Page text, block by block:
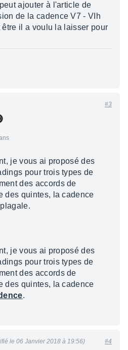
ajouter à l'article de
de la cadence V7 - VIh
il a voulu la laisser pour
#3
je vous ai proposé des
pour trois types de
des accords de
des quintes, la cadence
je vous ai proposé des
pour trois types de
des accords de
des quintes, la cadence
.
le 06 Janvier 2018 à 19:56) #4